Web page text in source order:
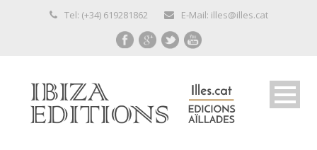
Tel: (+34) 619281862 E-Mail: illes@illes.cat